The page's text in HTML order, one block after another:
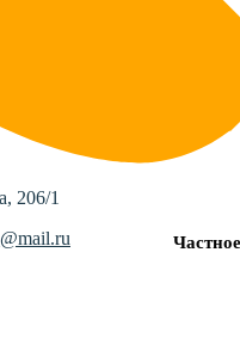
206/1